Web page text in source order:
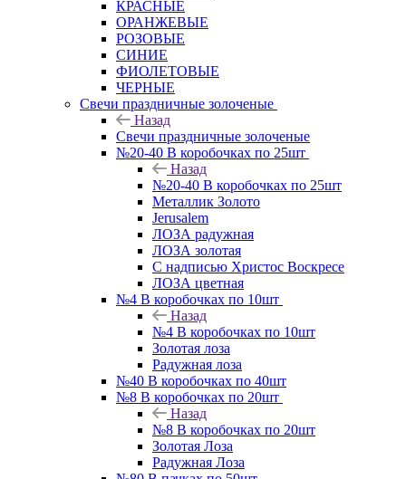
КРАСНЫЕ
ОРАНЖЕВЫЕ
РОЗОВЫЕ
СИНИЕ
ФИОЛЕТОВЫЕ
ЧЕРНЫЕ
Свечи праздничные золоченые
Назад
Свечи праздничные золоченые
№20-40 В коробочках по 25шт
Назад
№20-40 В коробочках по 25шт
Металлик Золото
Jerusalem
ЛОЗА радужная
ЛОЗА золотая
С надписью Христос Воскресе
ЛОЗА цветная
№4 В коробочках по 10шт
Назад
№4 В коробочках по 10шт
Золотая лоза
Радужная лоза
№40 В коробочках по 40шт
№8 В коробочках по 20шт
Назад
№8 В коробочках по 20шт
Золотая Лоза
Радужная Лоза